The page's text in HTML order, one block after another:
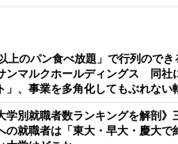
上のパン食べ放題」で行列ので
ンマルクホールディングス 同社
」、事業を多角化してもぶれない
学別就職者数ランキングを解剖》
の就職者は「東大・早大・慶大